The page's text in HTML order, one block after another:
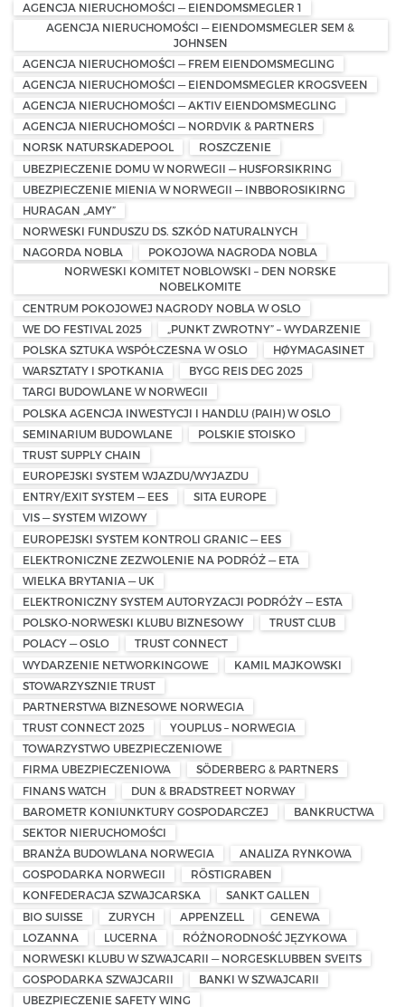
AGENCJA NIERUCHOMOŚCI — EIENDOMSMEGLER 1
AGENCJA NIERUCHOMOŚCI — EIENDOMSMEGLER SEM &
JOHNSEN
AGENCJA NIERUCHOMOŚCI — FREM EIENDOMSMEGLING
AGENCJA NIERUCHOMOŚCI — EIENDOMSMEGLER KROGSVEEN
AGENCJA NIERUCHOMOŚCI — AKTIV EIENDOMSMEGLING
AGENCJA NIERUCHOMOŚCI — NORDVIK & PARTNERS
NORSK NATURSKADEPOOL
ROSZCZENIE
UBEZPIECZENIE DOMU W NORWEGII — HUSFORSIKRING
UBEZPIECZENIE MIENIA W NORWEGII — INBBOROSIKIRNG
HURAGAN „AMY”
NORWESKI FUNDUSZU DS. SZKÓD NATURALNYCH
NAGORDA NOBLA
POKOJOWA NAGRODA NOBLA
NORWESKI KOMITET NOBLOWSKI – DEN NORSKE
NOBELKOMITE
CENTRUM POKOJOWEJ NAGRODY NOBLA W OSLO
WE DO FESTIVAL 2025
„PUNKT ZWROTNY” – WYDARZENIE
POLSKA SZTUKA WSPÓŁCZESNA W OSLO
HØYMAGASINET
WARSZTATY I SPOTKANIA
BYGG REIS DEG 2025
TARGI BUDOWLANE W NORWEGII
POLSKA AGENCJA INWESTYCJI I HANDLU (PAIH) W OSLO
SEMINARIUM BUDOWLANE
POLSKIE STOISKO
TRUST SUPPLY CHAIN
EUROPEJSKI SYSTEM WJAZDU/WYJAZDU
ENTRY/EXIT SYSTEM — EES
SITA EUROPE
VIS — SYSTEM WIZOWY
EUROPEJSKI SYSTEM KONTROLI GRANIC — EES
ELEKTRONICZNE ZEZWOLENIE NA PODRÓŻ — ETA
WIELKA BRYTANIA — UK
ELEKTRONICZNY SYSTEM AUTORYZACJI PODRÓŻY — ESTA
POLSKO-NORWESKI KLUBU BIZNESOWY
TRUST CLUB
POLACY — OSLO
TRUST CONNECT
WYDARZENIE NETWORKINGOWE
KAMIL MAJKOWSKI
STOWARZYSZNIE TRUST
PARTNERSTWA BIZNESOWE NORWEGIA
TRUST CONNECT 2025
YOUPLUS – NORWEGIA
TOWARZYSTWO UBEZPIECZENIOWE
FIRMA UBEZPIECZENIOWA
SÖDERBERG & PARTNERS
FINANS WATCH
DUN & BRADSTREET NORWAY
BAROMETR KONIUNKTURY GOSPODARCZEJ
BANKRUCTWA
SEKTOR NIERUCHOMOŚCI
BRANŻA BUDOWLANA NORWEGIA
ANALIZA RYNKOWA
GOSPODARKA NORWEGII
RÖSTIGRABEN
KONFEDERACJA SZWAJCARSKA
SANKT GALLEN
BIO SUISSE
ZURYCH APPENZELL
GENEWA
LOZANNA
LUCERNA
RÓŻNORODNOŚĆ JĘZYKOWA
NORWESKI KLUBU W SZWAJCARII — NORGESKLUBBEN SVEITS
GOSPODARKA SZWAJCARII
BANKI W SZWAJCARII
UBEZPIECZENIE SAFETY WING